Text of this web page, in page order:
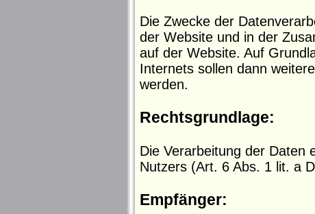
Die Zwecke der
der Website und in der
auf der Website. Auf
Internets sollen dann
werden.
Rechtsgrundlage:
Die Verarbeitung der Daten
Nutzers (Art. 6 Abs. 1 lit. a
Empfänger: